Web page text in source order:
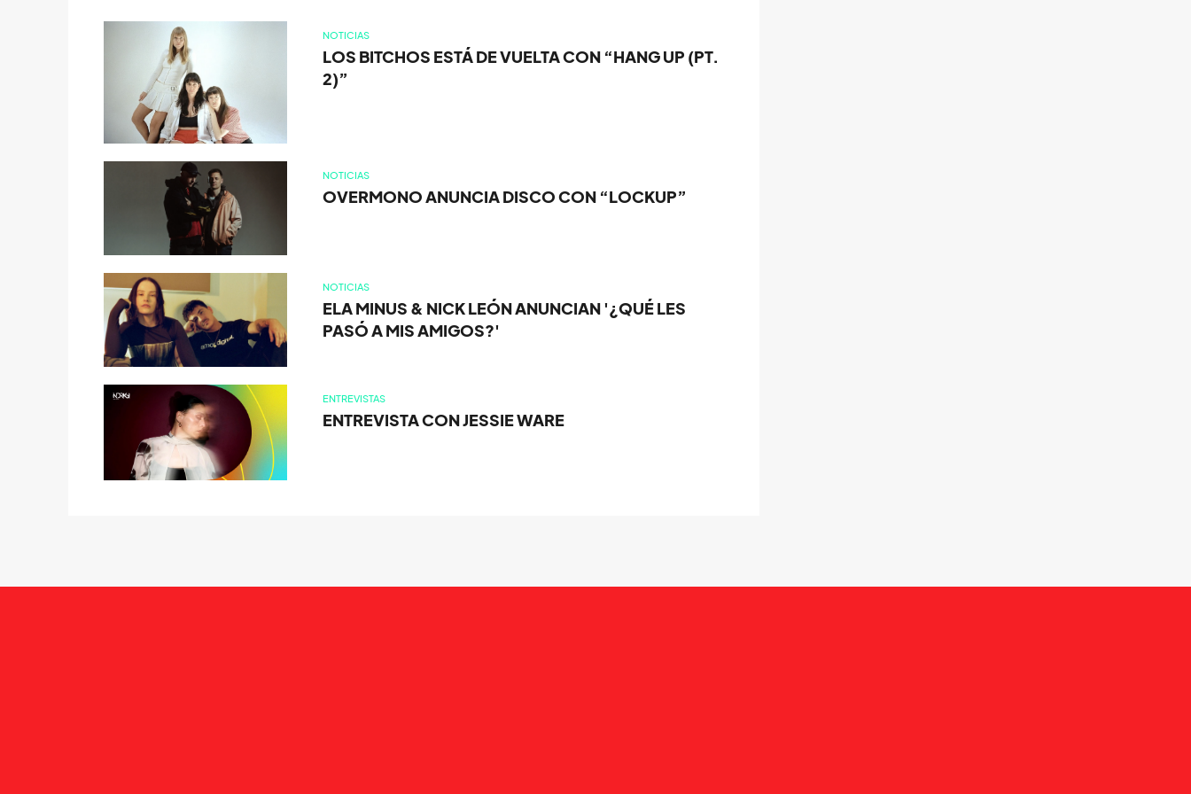
NOTICIAS
LOS BITCHOS ESTÁ DE VUELTA CON “HANG UP (PT.
2)”
NOTICIAS
OVERMONO ANUNCIA DISCO CON “LOCKUP”
NOTICIAS
ELA MINUS & NICK LEÓN ANUNCIAN '¿QUÉ LES
PASÓ A MIS AMIGOS?'
ENTREVISTAS
ENTREVISTA CON JESSIE WARE